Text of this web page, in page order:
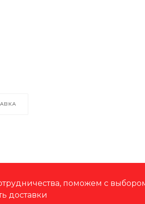
поможем с
доставки